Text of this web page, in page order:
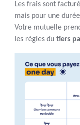
Les frais sont
mais pour une
Votre mutuelle
les règles du tiers